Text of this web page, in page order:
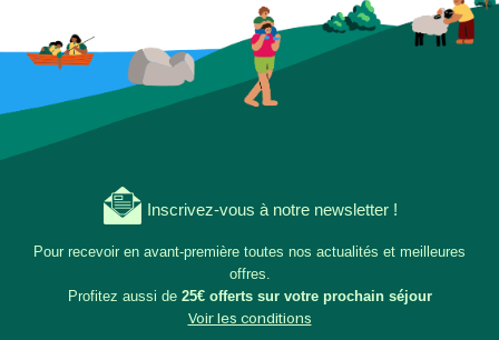
Inscrivez-vous à notre newsletter !
Pour recevoir en avant-première toutes nos actualités et meilleures
offres.
Profitez aussi de 25€ offerts sur votre prochain séjour
Voir les conditions